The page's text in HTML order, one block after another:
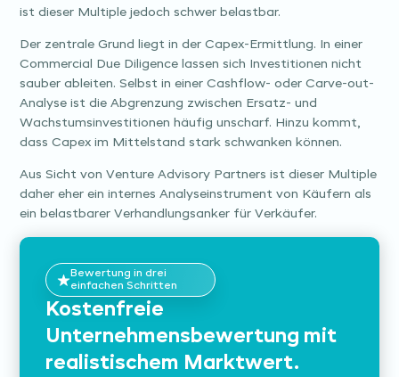
ist dieser Multiple jedoch schwer belastbar.
Der zentrale Grund liegt in der Capex-Ermittlung. In einer
Commercial Due Diligence lassen sich Investitionen nicht
sauber ableiten. Selbst in einer Cashflow- oder Carve-out-
Analyse ist die Abgrenzung zwischen Ersatz- und
Wachstumsinvestitionen häufig unscharf. Hinzu kommt,
dass Capex im Mittelstand stark schwanken können.
Aus Sicht von Venture Advisory Partners ist dieser Multiple
daher eher ein internes Analyseinstrument von Käufern als
ein belastbarer Verhandlungsanker für Verkäufer.
Bewertung in drei
einfachen Schritten
Kostenfreie
Unternehmensbewertung mit
realistischem Marktwert.